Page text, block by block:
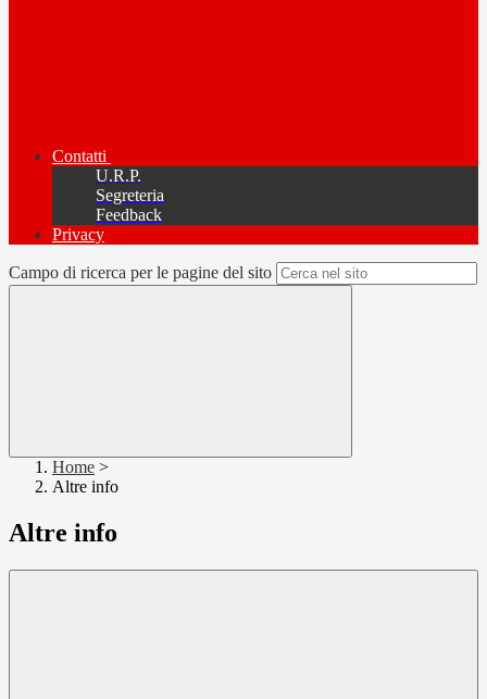
Contatti
U.R.P.
Segreteria
Feedback
Privacy
Campo di ricerca per le pagine del sito
Home >
Altre info
Altre info